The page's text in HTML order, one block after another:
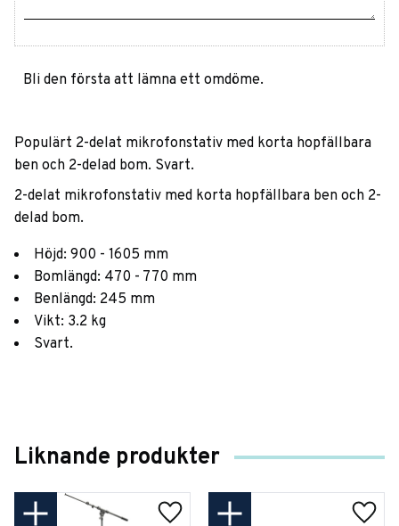
Bli den första att lämna ett omdöme.
Populärt 2-delat mikrofonstativ med korta hopfällbara
ben och 2-delad bom. Svart.
2-delat mikrofonstativ med korta hopfällbara ben och 2-
delad bom.
Höjd: 900 - 1605 mm
Bomlängd: 470 - 770 mm
Benlängd: 245 mm
Vikt: 3.2 kg
Svart.
Liknande produkter